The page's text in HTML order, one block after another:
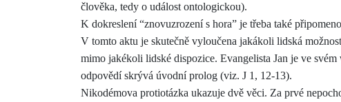
člověka, tedy o událost ontologickou).
K dokreslení “znovuzrození s hora” je třeba také
V tomto aktu je skutečně vyloučena jakákoli lidská
mimo jakékoli lidské dispozice. Evangelista Jan je ve
odpovědí skrývá úvodní prolog (viz. J 1, 12-13).
Nikodémova protiotázka ukazuje dvě věci. Za prvé